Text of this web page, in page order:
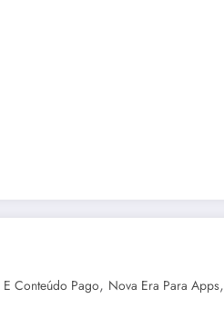
Conteúdo Pago, Nova Era Para Apps,